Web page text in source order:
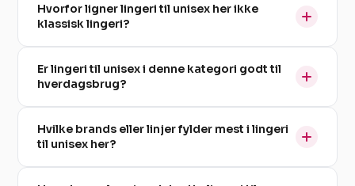
Hvorfor ligner lingeri til unisex her ikke
klassisk lingeri?
Er lingeri til unisex i denne kategori godt til
hverdagsbrug?
Hvilke brands eller linjer fylder mest i lingeri
til unisex her?